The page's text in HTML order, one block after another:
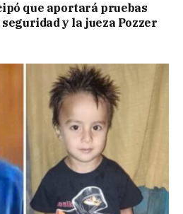
que aportará pruebas
y la jueza Pozzer